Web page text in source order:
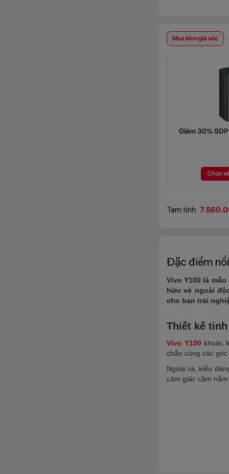
Mua kèm giá sốc
Giảm 30%
Chọn
Tạm tính:
Đặc điểm
Vivo Y100 là
hữu vẻ ngoài
cho bạn trải
Thiết kế
Vivo Y100 khoác
chắn cùng các
Ngoài ra, kiểu
cảm giác cầm